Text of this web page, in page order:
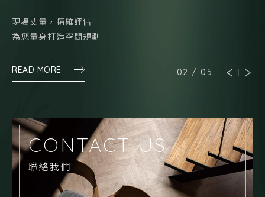
READ MORE
現場丈量，精確評估
為您量身打造空間規劃
02 / 05
CONTACT US
聯絡我們